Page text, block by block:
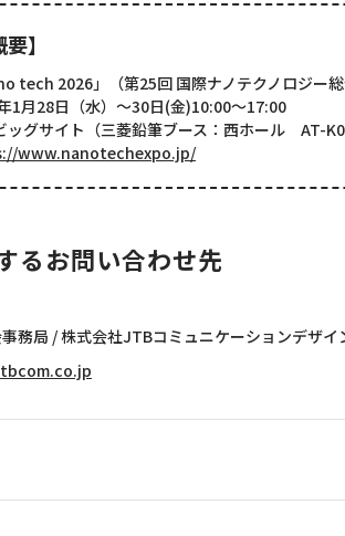
】
2026」（第25回 国際ナノテクノロジー総
28日（水）～30日(金)10:00～17:00
サイト（三菱鉛筆ブース：西ホール AT-
www.nanotechexpo.jp/
るお問い合わせ先
務局 / 株式会社JTBコミュニケーションデザイ